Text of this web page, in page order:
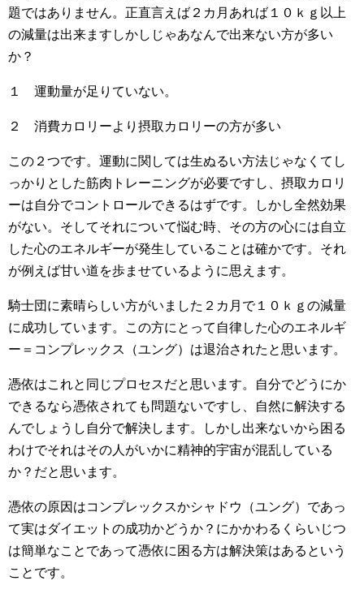
題ではありません。正直言えば２カ月あれば１０ｋｇ以上
の減量は出来ますしかしじゃあなんで出来ない方が多い
か？
１ 運動量が足りていない。
２ 消費カロリーより摂取カロリーの方が多い
この２つです。運動に関しては生ぬるい方法じゃなくてし
っかりとした筋肉トレーニングが必要ですし、摂取カロリ
ーは自分でコントロールできるはずです。しかし全然効果
がない。そしてそれについて悩む時、その方の心には自立
した心のエネルギーが発生していることは確かです。それ
が例えば甘い道を歩ませているように思えます。
騎士団に素晴らしい方がいました２カ月で１０ｋｇの減量
に成功しています。この方にとって自律した心のエネルギ
ー＝コンプレックス（ユング）は退治されたと思います。
憑依はこれと同じプロセスだと思います。自分でどうにか
できるなら憑依されても問題ないですし、自然に解決する
んでしょうし自分で解決します。しかし出来ないから困る
わけでそれはその人がいかに精神的宇宙が混乱している
か？だと思います。
憑依の原因はコンプレックスかシャドウ（ユング）であっ
て実はダイエットの成功かどうか？にかかわるくらいじつ
は簡単なことであって憑依に困る方は解決策はあるという
ことです。